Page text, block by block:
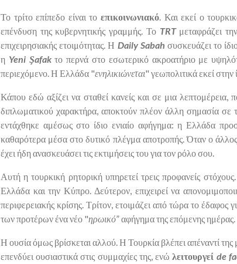
Το τρίτο επίπεδο είναι το επικοινωνιακό. Και εκεί ο
επένδυση της κυβερνητικής γραμμής. Το TRT μεταφράζει
επιχειρησιακής ετοιμότητας. Η Daily Sabah συσκευάζει το
η Yeni Şafak το περνά στο εσωτερικό ακροατήριο με
περιεχόμενο. Η Ελλάδα "ενηλικιώνεται" γεωπολιτικά εκεί
Κάπου εδώ αξίζει να σταθεί κανείς και σε μια λεπτομέρεια,
διπλωματικού χαρακτήρα, αποκτούν πλέον άλλη σημασία
εντάχθηκε αμέσως στο ίδιο ενιαίο αφήγημα: η Ελλάδα
καθαρότερα μέσα στο δυτικό πλέγμα αποτροπής. Όταν ο
έχει ήδη ανασκευάσει τις εκτιμήσεις του για τον ρόλο σου.
Αυτή η τουρκική ρητορική υπηρετεί τρεις προφανείς
Ελλάδα και την Κύπρο. Δεύτερον, επιχειρεί να
περιφερειακής κρίσης. Τρίτον, ετοιμάζει από τώρα το έδαφος
των προτέρων ένα νέο "ηρωικό” αφήγημα της επόμενης ημέρας.
Η ουσία όμως βρίσκεται αλλού. Η Τουρκία βλέπει απέναντί
επενδύει ουσιαστικά στις συμμαχίες της, ενώλειτουργεί de